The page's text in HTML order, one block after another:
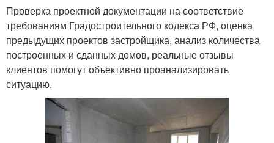
Проверка проектной документации на соответствие
требованиям Градостроительного кодекса РФ, оценка
предыдущих проектов застройщика, анализ количества
построенных и сданных домов, реальные отзывы
клиентов помогут объективно проанализировать
ситуацию.